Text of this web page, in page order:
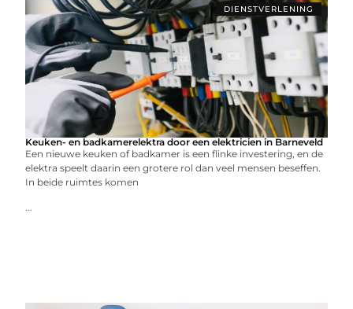
DIENSTVERLENING
Keuken- en badkamerelektra door een elektricien in Barneveld
Een nieuwe keuken of badkamer is een flinke investering, en de
elektra speelt daarin een grotere rol dan veel mensen beseffen.
In beide ruimtes komen
...